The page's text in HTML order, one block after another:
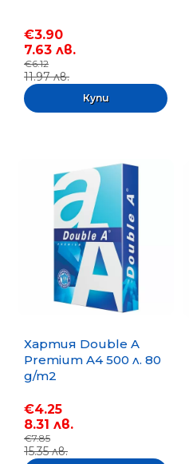
€3.90
7.63 лв.
€6.12
11.97 лв.
Хартия Double A
Premium A4 500 л. 80
g/m2
€4.25
8.31 лв.
€7.85
15.35 лв.